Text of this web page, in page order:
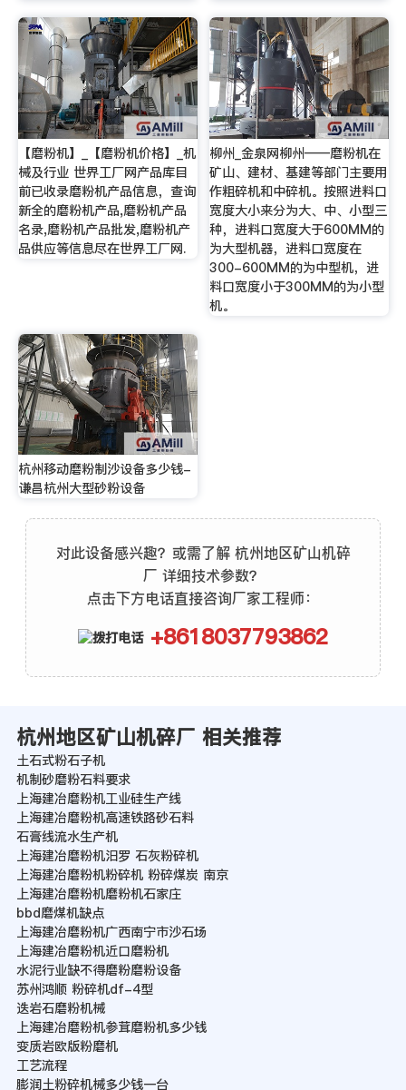
【磨粉机】_【磨粉机价格】_机
械及行业 世界工厂网产品库目
前已收录磨粉机产品信息，查询
新全的磨粉机产品,磨粉机产品
名录,磨粉机产品批发,磨粉机产
品供应等信息尽在世界工厂网.
柳州_金泉网柳州——磨粉机在
矿山、建材、基建等部门主要用
作粗碎机和中碎机。按照进料口
宽度大小来分为大、中、小型三
种，进料口宽度大于600MM的
为大型机器，进料口宽度在
300-600MM的为中型机，进
料口宽度小于300MM的为小型
机。
杭州移动磨粉制沙设备多少钱-
谦昌杭州大型砂粉设备
对此设备感兴趣？或需了解 杭州地区矿山机碎
厂 详细技术参数？
点击下方电话直接咨询厂家工程师：
+8618037793862
杭州地区矿山机碎厂 相关推荐
土石式粉石子机
机制砂磨粉石料要求
上海建冶磨粉机工业硅生产线
上海建冶磨粉机高速铁路砂石料
石膏线流水生产机
上海建冶磨粉机汨罗 石灰粉碎机
上海建冶磨粉机粉碎机 粉碎煤炭 南京
上海建冶磨粉机磨粉机石家庄
bbd磨煤机缺点
上海建冶磨粉机广西南宁市沙石场
上海建冶磨粉机近口磨粉机
水泥行业缺不得磨粉磨粉设备
苏州鸿顺 粉碎机df-4型
迭岩石磨粉机械
上海建冶磨粉机参茸磨粉机多少钱
变质岩欧版粉磨机
工艺流程
膨润土粉碎机械多少钱一台